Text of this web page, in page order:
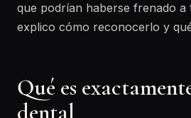
que podrían haberse frenado a
explico cómo reconocerlo y
Qué es
dental